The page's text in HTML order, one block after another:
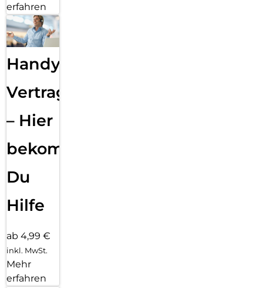
erfahren
Handy
Vertragsabwicklung
– Hier
bekommst
Du
Hilfe
ab 4,99 €
inkl. MwSt.
Mehr
erfahren